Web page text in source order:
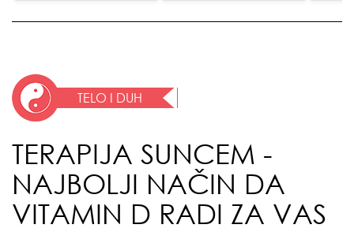
TELO I DUH
TERAPIJA SUNCEM -
NAJBOLJI NAČIN DA
VITAMIN D RADI ZA VAS